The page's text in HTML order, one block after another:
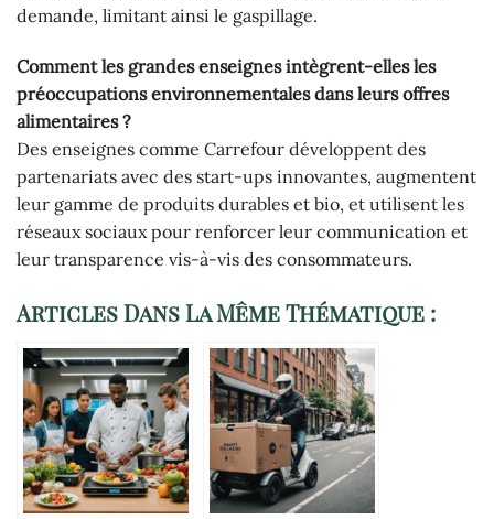
demande, limitant ainsi le gaspillage.
Comment les grandes enseignes intègrent-elles les
préoccupations environnementales dans leurs offres
alimentaires ?
Des enseignes comme Carrefour développent des
partenariats avec des start-ups innovantes, augmentent
leur gamme de produits durables et bio, et utilisent les
réseaux sociaux pour renforcer leur communication et
leur transparence vis-à-vis des consommateurs.
Articles Dans La Même Thématique :